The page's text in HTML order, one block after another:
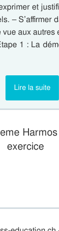
et
– S’affirmer
aux autres
1 : La
Lire la suite
exercice